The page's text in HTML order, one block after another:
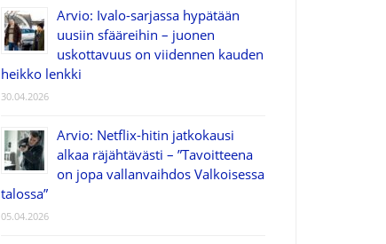
Arvio: Ivalo-sarjassa hypätään
uusiin sfääreihin – juonen
uskottavuus on viidennen kauden
heikko lenkki
30.04.2026
Arvio: Netflix-hitin jatkokausi
alkaa räjähtävästi – ”Tavoitteena
on jopa vallanvaihdos Valkoisessa
talossa”
05.04.2026